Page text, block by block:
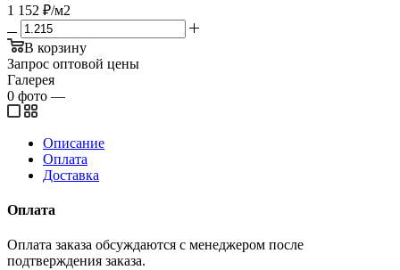
1 152 ₽/м2
В корзину
Запрос оптовой цены
Галерея
0 фото —
Описание
Оплата
Доставка
Оплата
Оплата заказа обсуждаются с менеджером после
подтверждения заказа.